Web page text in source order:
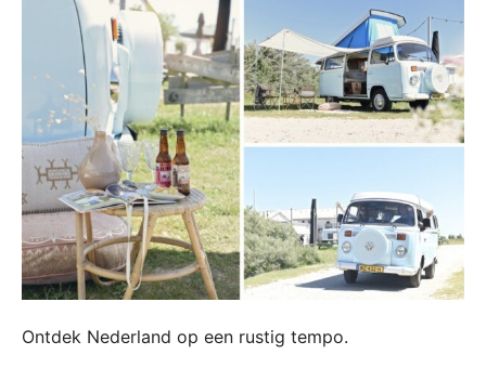
Ontdek Nederland op een rustig tempo.